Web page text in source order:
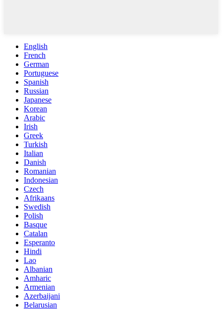
English
French
German
Portuguese
Spanish
Russian
Japanese
Korean
Arabic
Irish
Greek
Turkish
Italian
Danish
Romanian
Indonesian
Czech
Afrikaans
Swedish
Polish
Basque
Catalan
Esperanto
Hindi
Lao
Albanian
Amharic
Armenian
Azerbaijani
Belarusian